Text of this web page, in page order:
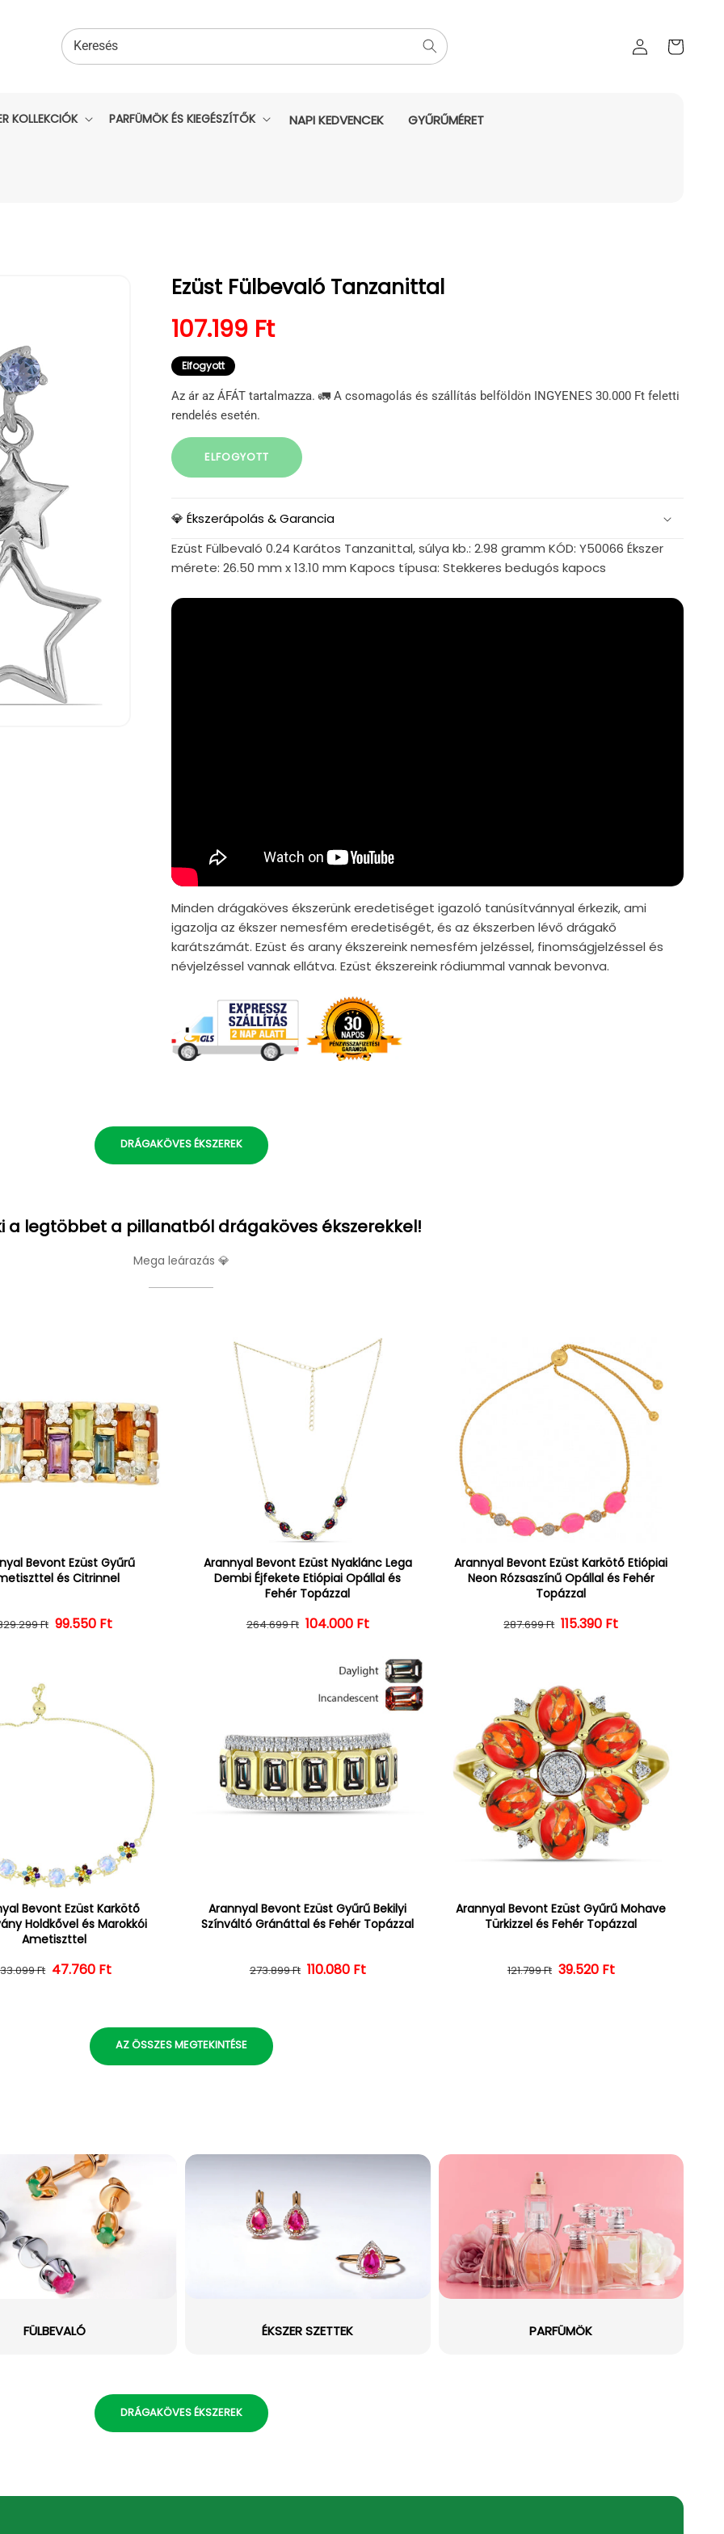
Bejelentkezés
kosara
Keresés
KOLLEKCIÓK PARFÜMÖK ÉS KIEGÉSZÍTŐK NAPI KEDVENCEK GYŰRŰMÉRET
Ezüst Fülbevaló Tanzanittal
Normál ár
107.199 Ft
Elfogyott
Az ár az ÁFÁT tartalmazza. 🚛 A csomagolás és szállítás belföldön INGYENES 30.000 Ft feletti
rendelés esetén.
ELFOGYOTT
💎 Ékszerápolás & Garancia
Ezüst Fülbevaló 0.24 Karátos Tanzanittal, súlya kb.: 2.98 gramm KÓD: Y50066 Ékszer
mérete: 26.50 mm x 13.10 mm Kapocs típusa: Stekkeres bedugós kapocs
Minden drágaköves ékszerünk eredetiséget igazoló tanúsítvánnyal érkezik, ami
igazolja az ékszer nemesfém eredetiségét, és az ékszerben lévő drágakő
karátszámát. Ezüst és arany ékszereink nemesfém jelzéssel, finomságjelzéssel és
névjelzéssel vannak ellátva. Ezüst ékszereink ródiummal vannak bevonva.
DRÁGAKÖVES ÉKSZEREK
a legtöbbet a pillanatból drágaköves ékszerekkel!
Mega leárazás 💎
Bevont Ezüst Gyűrű
és Citrinnel
Normál ár
Ft Kedvezményes ár
99.550 Ft
Arannyal Bevont Ezüst Nyaklánc Lega
Dembi Éjfekete Etiópiai Opállal és
Fehér Topázzal
Normál ár
264.699 Ft Kedvezményes ár
104.000 Ft
Arannyal Bevont Ezüst Karkötő Etiópiai
Neon Rózsaszínű Opállal és Fehér
Topázzal
Normál ár
287.699 Ft Kedvezményes ár
115.390 Ft
Bevont Ezüst Karkötő
Holdkővel és Marokkói
Ametiszttel
Normál ár
Ft Kedvezményes ár
47.760 Ft
Arannyal Bevont Ezüst Gyűrű Bekilyi
Színváltó Gránáttal és Fehér Topázzal
Normál ár
273.899 Ft Kedvezményes ár
110.080 Ft
Arannyal Bevont Ezüst Gyűrű Mohave
Türkizzel és Fehér Topázzal
Normál ár
121.799 Ft Kedvezményes ár
39.520 Ft
AZ ÖSSZES MEGTEKINTÉSE
FÜLBEVALÓ ÉKSZER SZETTEK PARFÜMÖK
DRÁGAKÖVES ÉKSZEREK